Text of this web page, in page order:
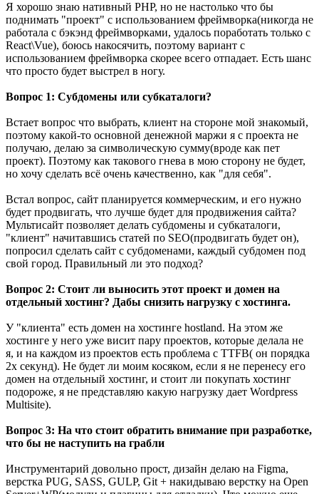
Я хорошо знаю нативный PHP, но не настолько что бы
поднимать "проект" с использованием фреймворка(никогда не
работала с бэкэнд фреймворками, удалось поработать только с
React\Vue), боюсь накосячить, поэтому вариант с
использованием фреймворка скорее всего отпадает. Есть шанс
что просто будет выстрел в ногу.
Вопрос 1: Субдомены или субкаталоги?
Встает вопрос что выбрать, клиент на стороне мой знакомый,
поэтому какой-то основной денежной маржи я с проекта не
получаю, делаю за символическую сумму(вроде как пет
проект). Поэтому как такового гнева в мою сторону не будет,
но хочу сделать всё очень качественно, как "для себя".
Встал вопрос, сайт планируется коммерческим, и его нужно
будет продвигать, что лучше будет для продвижения сайта?
Мультисайт позволяет делать субдомены и субкаталоги,
"клиент" начитавшись статей по SEO(продвигать будет он),
попросил сделать сайт с субдоменами, каждый субдомен под
свой город. Правильный ли это подход?
Вопрос 2: Стоит ли выносить этот проект и домен на
отдельный хостинг? Дабы снизить нагрузку с хостинга.
У "клиента" есть домен на хостинге hostland. На этом же
хостинге у него уже висит пару проектов, которые делала не
я, и на каждом из проектов есть проблема с TTFB( он порядка
2х секунд). Не будет ли моим косяком, если я не перенесу его
домен на отдельный хостинг, и стоит ли покупать хостинг
подороже, я не представляю какую нагрузку дает Wordpress
Multisite).
Вопрос 3: На что стоит обратить внимание при разработке,
что бы не наступить на грабли
Инструментарий довольно прост, дизайн делаю на Figma,
верстка PUG, SASS, GULP, Git + накидываю верстку на Open